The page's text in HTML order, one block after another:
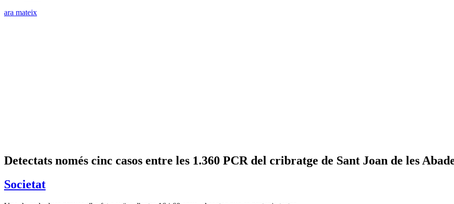
ara mateix
Detectats només cinc casos entre les 1.360 PCR del cribratge de Sant Joan de les
Societat